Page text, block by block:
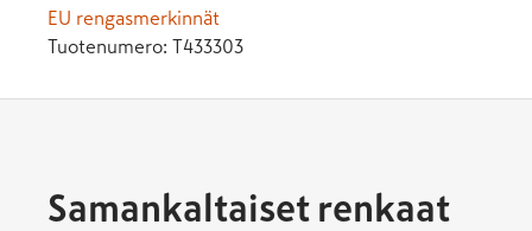
EU rengasmerkinnät
Tuotenumero: T433303
Samankaltaiset renkaat